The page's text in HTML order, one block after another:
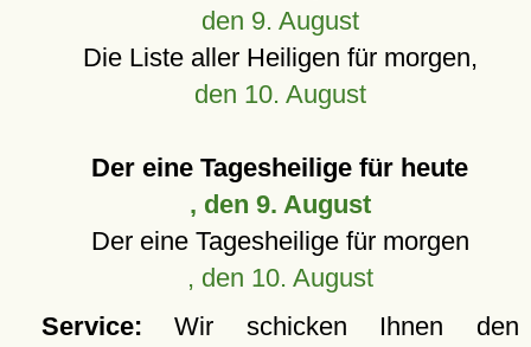
den 9. August
Die Liste aller Heiligen für morgen,
den 10. August
Der eine Tagesheilige für heute
, den 9. August
Der eine Tagesheilige für morgen
, den 10. August
Service: Wir schicken Ihnen den